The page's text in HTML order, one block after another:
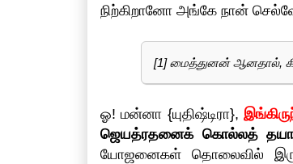
நிற்கிறானோ அங்கே நான்
[1] மைத்துனன் ஆனதால்,
ஓ! மன்னா {யுதிஷ்டிரா},
ஜெயத்ரதனைக் கொல்லத்
யோஜனைகள் தொலைவில்